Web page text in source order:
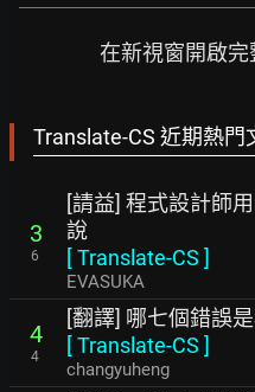
在新視窗開啟
Translate-CS 近期熱門
3
6
[請益] 程式設計師
說
[Translate-CS ]
EVASUKA
4
4
[翻譯] 哪七個錯誤
[Translate-CS ]
changyuheng